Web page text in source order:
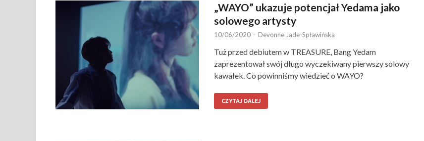
„WAYO” ukazuje potencjał Yedama jako
solowego artysty
10/06/2020 - Devonne Jade-Spławińska
Tuż przed debiutem w TREASURE, Bang Yedam
zaprezentował swój długo wyczekiwany pierwszy solowy
kawałek. Co powinniśmy wiedzieć o WAYO?
CZYTAJ DALEJ